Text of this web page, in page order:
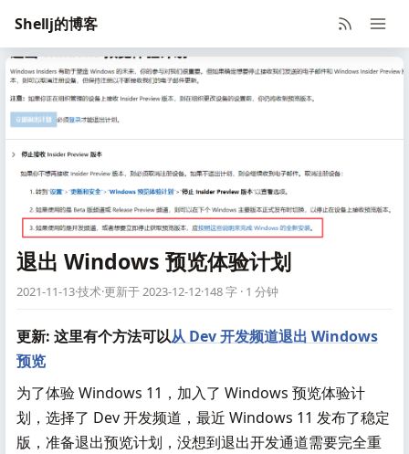
Shellj的博客
退出 Windows 预览体验计划
2021-11-13·技术·更新于 2023-12-12·148 字 · 1 分钟
更新: 这里有个方法可以从 Dev 开发频道退出 Windows
预览
为了体验 Windows 11，加入了 Windows 预览体验计
划，选择了 Dev 开发频道，最近 Windows 11 发布了稳定
版，准备退出预览计划，没想到退出开发通道需要完全重